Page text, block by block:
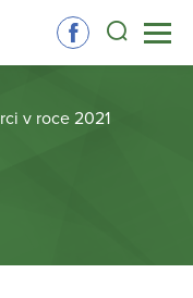
v roce 2021